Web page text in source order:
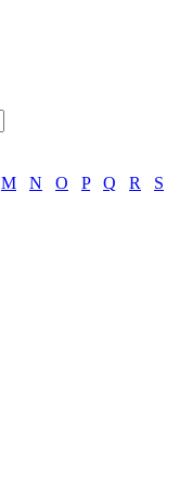
M N O P Q R
S